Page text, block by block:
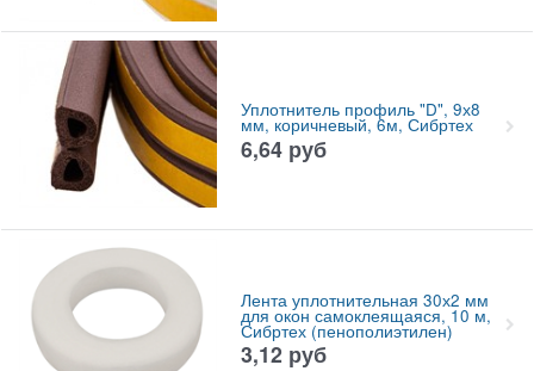
Уплотнитель профиль "D", 9х8
мм, коричневый, 6м, Сибртех
6,64 руб
Лента уплотнительная 30х2 мм
для окон самоклеящаяся, 10 м,
Сибртех (пенополиэтилен)
3,12 руб